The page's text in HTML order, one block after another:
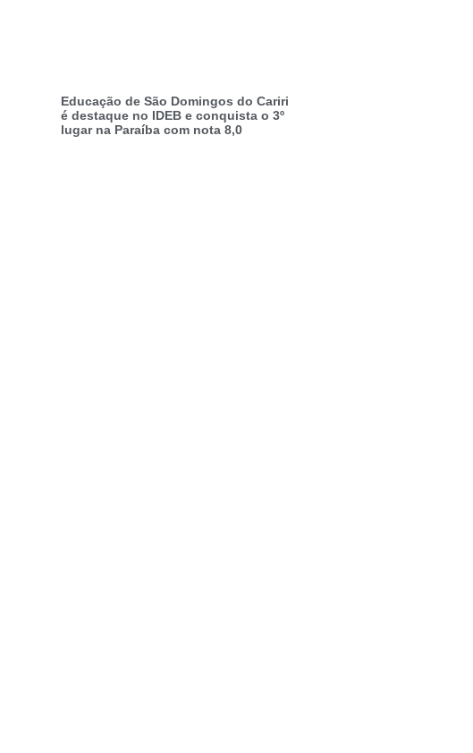
Educação de São Domingos do Cariri
é destaque no IDEB e conquista o 3º
lugar na Paraíba com nota 8,0